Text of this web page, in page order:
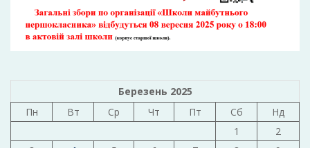
Березень 2025
Пн
Вт Ср Чт Пт Сб
Нд
1
2